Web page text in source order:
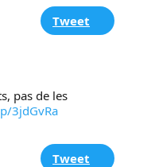
Tweet
pas de les
3jdGvRa
Tweet